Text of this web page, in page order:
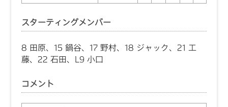
スターティングメンバー
8 田原、15 鍋谷、17 野村、18 ジャック、21 工
藤、22 石田、L9 小口
コメント